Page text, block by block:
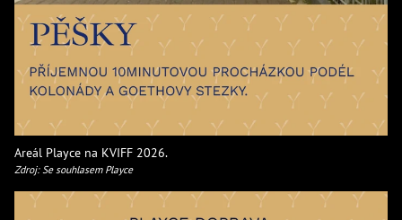
Areál Playce na KVIFF 2026.
Zdroj: Se souhlasem Playce